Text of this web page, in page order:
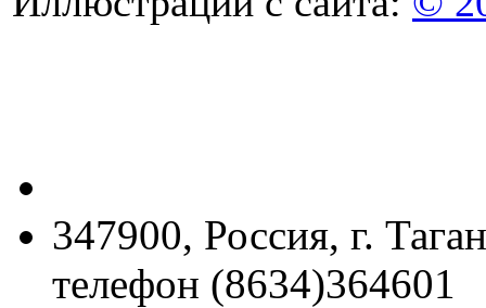
347900, Россия, г.
телефон (8634)364601